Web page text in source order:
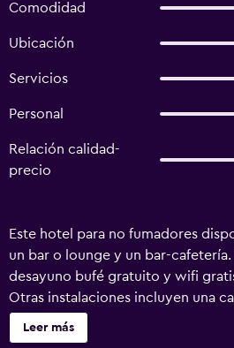
Comodidad
Ubicación
Servicios
Personal
Relación calidad-
precio
Este hotel para no fumadores
un bar o lounge y un bar-
desayuno bufé gratuito y wifi
Otras instalaciones incluyen una
negocios y una zona para
servicio de limpieza limitado.
Leer más